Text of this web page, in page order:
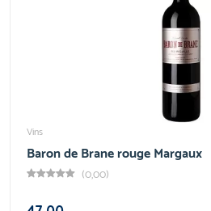
Vins
Baron de Brane rouge Margaux
(0,00)